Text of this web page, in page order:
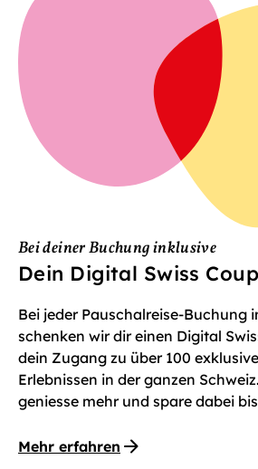
Bei deiner Buchung inklusive
Dein Digital Swiss
Bei jeder Pauschalreise-Buchung
schenken wir dir einen Digital
dein Zugang zu über 100
Erlebnissen in der ganzen
geniesse mehr und spare dabei
Mehr erfahren